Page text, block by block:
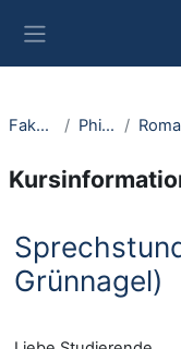
Fakultäten Philologie
Grünnagel)